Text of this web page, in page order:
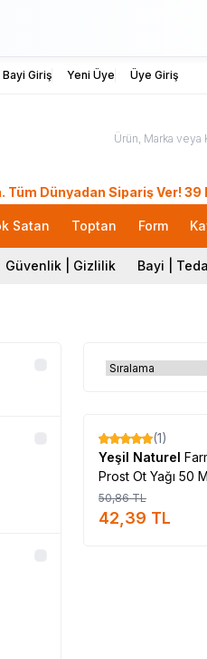
Bayi Giriş Yeni Üye Üye Giriş
Sipariş Ver! 39
Satan Toptan Form
Güvenlik | Gizlilik Bayi |
%17
(1)
Yeşil Naturel
Prost Ot Yağı 50
50,86TL
42,39 TL